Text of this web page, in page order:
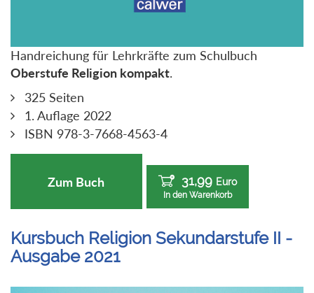
Handreichung für Lehrkräfte zum Schulbuch
Oberstufe Religion kompakt.
325 Seiten
1. Auflage 2022
ISBN 978-3-7668-4563-4
Zum Buch 31,99 Euro
In den Warenkorb
Kursbuch Religion Sekundarstufe II -
Ausgabe 2021